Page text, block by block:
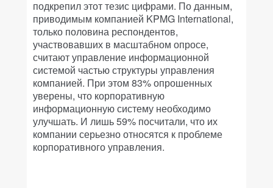
подкрепил этот тезис цифрами. По данным,
приводимым компанией KPMG International,
только половина респондентов,
участвовавших в масштабном опросе,
считают управление информационной
системой частью структуры управления
компанией. При этом 83% опрошенных
уверены, что корпоративную
информационную систему необходимо
улучшать. И лишь 59% посчитали, что их
компании серьезно относятся к проблеме
корпоративного управления.